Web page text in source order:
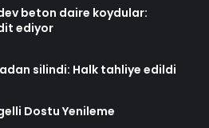
beton daire koydular:
ediyor
silindi: Halk tahliye edildi
Dostu Yenileme